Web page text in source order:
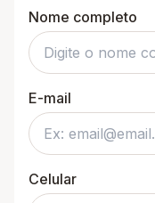
Nome completo
E-mail
Celular